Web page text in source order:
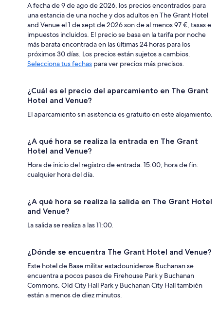
A fecha de 9 de ago de 2026, los precios encontrados para
una estancia de una noche y dos adultos en The Grant Hotel
and Venue el 1 de sept de 2026 son de al menos 97 €, tasas e
impuestos incluidos. El precio se basa en la tarifa por noche
más barata encontrada en las últimas 24 horas para los
próximos 30 días. Los precios están sujetos a cambios.
Selecciona tus fechas para ver precios más precisos.
¿Cuál es el precio del aparcamiento en The Grant
Hotel and Venue?
El aparcamiento sin asistencia es gratuito en este alojamiento.
¿A qué hora se realiza la entrada en The Grant
Hotel and Venue?
Hora de inicio del registro de entrada: 15:00; hora de fin:
cualquier hora del día.
¿A qué hora se realiza la salida en The Grant Hotel
and Venue?
La salida se realiza a las 11:00.
¿Dónde se encuentra The Grant Hotel and Venue?
Este hotel de Base militar estadounidense Buchanan se
encuentra a pocos pasos de Firehouse Park y Buchanan
Commons. Old City Hall Park y Buchanan City Hall también
están a menos de diez minutos.